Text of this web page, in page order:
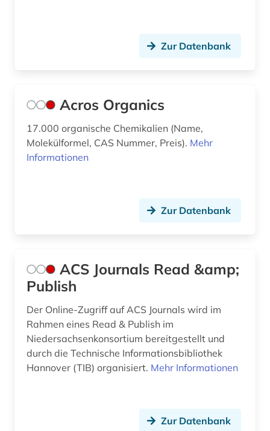
chemie-ingenieurwesen (2)
chemieunterricht (1)
chemische analyse (1)
chemische reaktionen (1)
chemische struktur (3)
chemische substanz (1)
chemische substanzen (1)
chemische verfahrenstechnik (1)
Zur Datenbank
Acros Organics
17.000 organische Chemikalien (Name,
Molekülformel, CAS Nummer, Preis). Mehr
Informationen
Zur Datenbank
ACS Journals Read &amp;
Publish
Der Online-Zugriff auf ACS Journals wird im
Rahmen eines Read & Publish im
Niedersachsenkonsortium bereitgestellt und
durch die Technische Informationsbibliothek
Hannover (TIB) organisiert. Mehr Informationen
Zur Datenbank